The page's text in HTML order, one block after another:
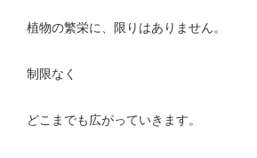
植物の繁栄に、限りはありません。
制限なく
どこまでも広がっていきます。